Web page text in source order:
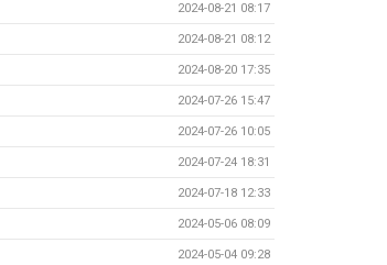
2024-08-21 08:17
2024-08-21 08:12
2024-08-20 17:35
2024-07-26 15:47
2024-07-26 10:05
2024-07-24 18:31
2024-07-18 12:33
2024-05-06 08:09
2024-05-04 09:28